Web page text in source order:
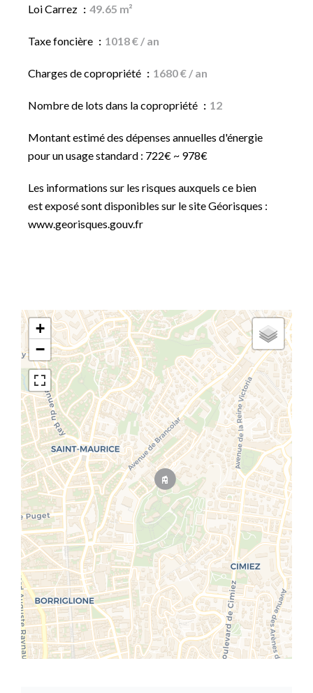
Loi Carrez 49.65 m²
Taxe foncière 1018 € / an
Charges de copropriété 1680 € / an
Nombre de lots dans la copropriété 12
Montant estimé des dépenses annuelles d'énergie
pour un usage standard : 722€ ~ 978€
Les informations sur les risques auxquels ce bien
est exposé sont disponibles sur le site Géorisques :
www.georisques.gouv.fr
+
−